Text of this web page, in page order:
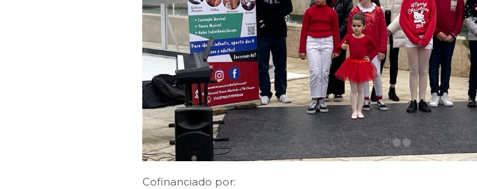
Cofinanciado por: